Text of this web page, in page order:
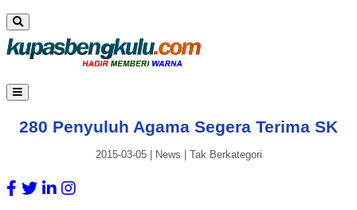
280 Penyuluh Agama Segera Terima SK
2015-03-05| News Tak Berkategori